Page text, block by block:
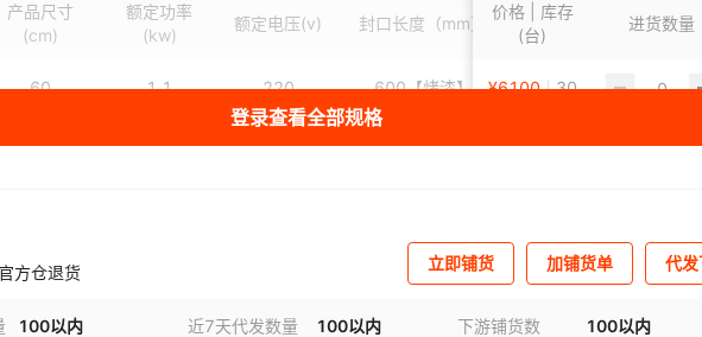
产品尺寸
(cm)
额定功率
(kw)
额定电压(v) 封口长度（mm）
价格 | 库存
(台)
进货数量
60 1.1 220 600【烤漆】 ¥6100 30
80 1.1 220 800【烤漆】 ¥6400 30
60.5 600【304不锈钢】
¥ 30
登录查看全部规格
官方仓退货 立即铺货 加铺货单 代
100以内 近7天代发数量 100以内 下游铺货数
100以内